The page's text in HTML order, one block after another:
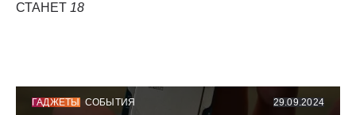
СТАНЕТ 18
ГАДЖЕТЫ СОБЫТИЯ 29.09.2024